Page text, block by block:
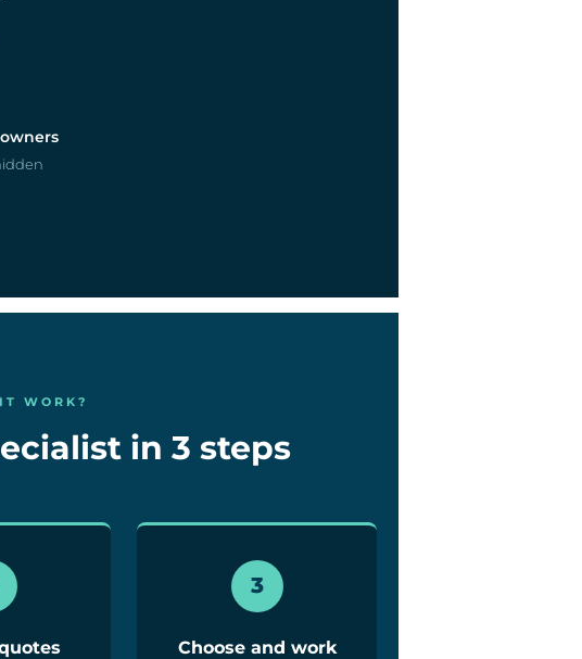
WORK?
in 3 steps
3
Choose and work